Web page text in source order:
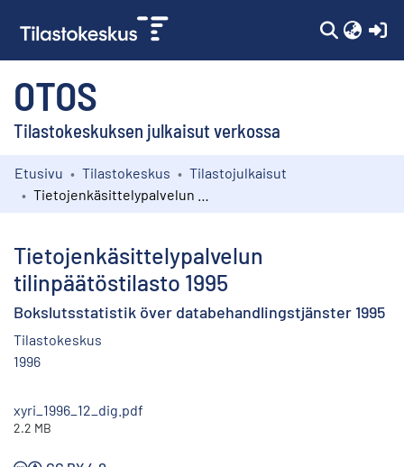
OTOS
Tilastokeskuksen julkaisut verkossa
Kokoelmat
Etusivu Tilastokeskus
Tilastojulkaisut
Tietojenkäsittelypalvelun
tilinpäätöstilasto 1995
Bokslutsstatistik över databehandlingstjänster 1995
Tilastokeskus
1996
xyri_1996_12_dig.pdf
2.2 MB